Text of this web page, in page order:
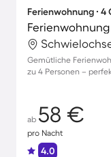
Ferienwohnung ∙ 4
Gemütliche
zu 4 Personen –
ab 58 €
pro Nacht
4.0